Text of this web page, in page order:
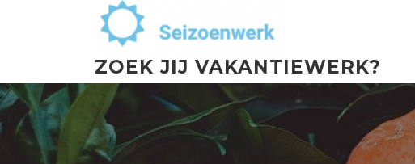
ZOEK JIJ VAKANTIEWERK?